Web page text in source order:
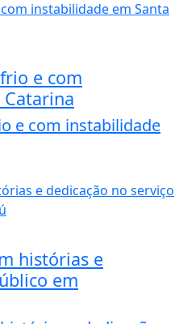
e com
e com instabilidade
histórias e
em